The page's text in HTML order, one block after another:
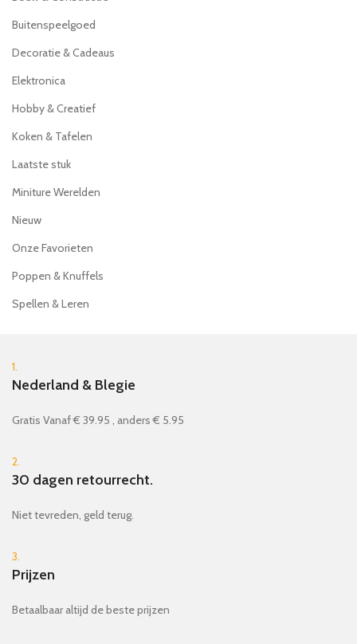
Buitenspeelgoed
Decoratie & Cadeaus
Elektronica
Hobby & Creatief
Koken & Tafelen
Laatste stuk
Miniture Werelden
Nieuw
Onze Favorieten
Poppen & Knuffels
Spellen & Leren
1.
Nederland & Blegie
Gratis Vanaf € 39.95 , anders € 5.95
2.
30 dagen retourrecht.
Niet tevreden, geld terug.
3.
Prijzen
Betaalbaar altijd de beste prijzen